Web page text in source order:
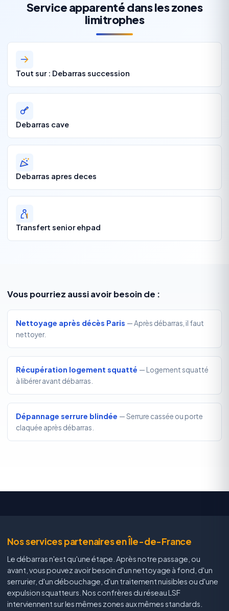
Service apparenté dans les zones
limitrophes
Tout sur : Debarras succession
Debarras cave
Debarras apres deces
Transfert senior ehpad
Vous pourriez aussi avoir besoin de :
Nettoyage après décès Paris — Après débarras, il faut
nettoyer.
Récupération logement squatté — Logement squatté
à libérer avant débarras.
Dépannage serrure blindée — Serrure cassée ou porte
claquée après débarras.
Nos services partenaires en Île-de-France
Le débarras n'est qu'une étape. Après notre passage, ou
avant, vous pouvez avoir besoin d'un nettoyage à fond, d'un
serrurier, d'un débouchage, d'un traitement nuisibles ou d'une
expulsion squatteurs. Nos confrères du réseau LSF
interviennent sur les mêmes zones aux mêmes standards.